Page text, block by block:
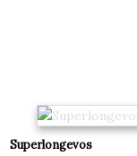
Superlongevos